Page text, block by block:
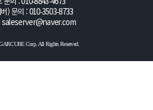
) 문의 : 010-3503-8733
saleserver@naver.com
Corp. All Rights Reserved.